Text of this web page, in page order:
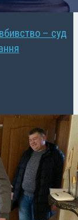
– суд